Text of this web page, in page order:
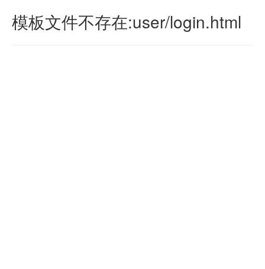
模板文件不存在:user/login.html